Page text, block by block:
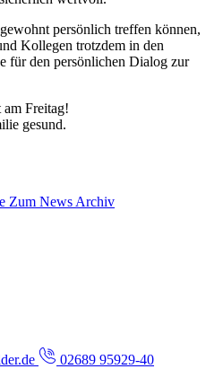
persönlich treffen können,
Kollegen trotzdem in den
für den persönlichen Dialog zur
am Freitag!
gesund.
Zum News Archiv
02689 95929-40